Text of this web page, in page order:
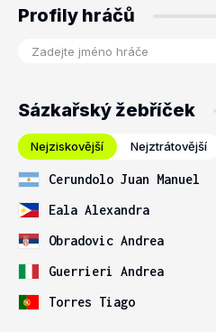
Profily hráčů
Sázkařský žebříček
Nejziskovější Nejztrátovější
Cerundolo Juan Manuel
Eala Alexandra
Obradovic Andrea
Guerrieri Andrea
Torres Tiago